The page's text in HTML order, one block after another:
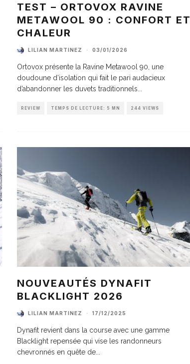
TEST – ORTOVOX RAVINE
METAWOOL 90 : CONFORT ET
CHALEUR
LILIAN MARTINEZ · 03/01/2026
Ortovox présente la Ravine Metawool 90, une
doudoune d’isolation qui fait le pari audacieux
d’abandonner les duvets traditionnels
REVIEW TEMPS DE LECTURE: 5 MN 244 VIEWS
NOUVEAUTÉS DYNAFIT
BLACKLIGHT 2026
LILIAN MARTINEZ · 17/12/2025
Dynafit revient dans la course avec une gamme
Blacklight repensée qui vise les randonneurs
chevronnés en quête de